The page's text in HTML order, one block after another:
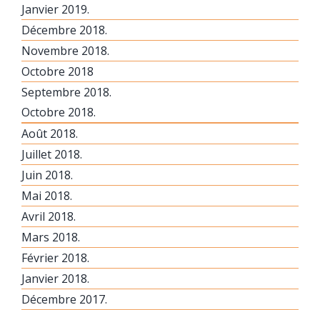
Janvier 2019.
Décembre 2018.
Novembre 2018.
Octobre 2018
Septembre 2018.
Octobre 2018.
Août 2018.
Juillet 2018.
Juin 2018.
Mai 2018.
Avril 2018.
Mars 2018.
Février 2018.
Janvier 2018.
Décembre 2017.